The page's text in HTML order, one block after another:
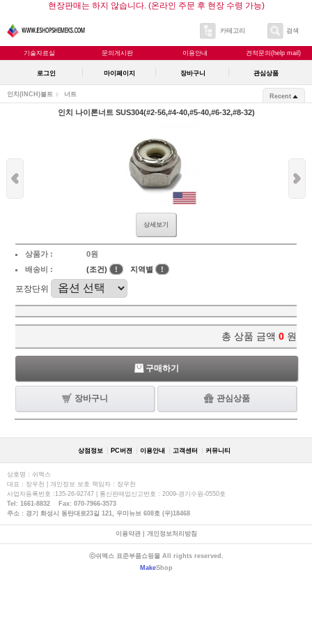
현장판매는 하지 않습니다. (온라인 주문 후 현장 수령 가능)
카테고리 검색
기술자료실 문의게시판 이용안내 견적문의(help mail)
로그인 마이페이지 장바구니 관심상품
인치(INCH)볼트 너트 Recent
인치 나이론너트 SUS304(#2-56,#4-40,#5-40,#6-32,#8-32)
상세보기
상품가 :
0원
배송비 :
(조건) ! 지역별 !
포장단위
총 상품 금액 0 원
구매하기
장바구니 관심상품
상점정보 PC버젼 이용안내 고객센터 커뮤니티
상호명 : 쉬멕스
대표 : 장우천 | 개인정보 보호 책임자 : 장우천
사업자등록번호 :135-26-92747 | 통신판매업신고번호 : 2009-경기수원-0550호
Tel: 1661-8832 Fax: 070-7966-3573
주소 : 경기 화성시 동탄대로23길 121, 우미뉴브 608호 (우)18468
이용약관| 개인정보처리방침
ⓒ쉬멕스 표준부품쇼핑몰 All rights reserved.
MakeShop